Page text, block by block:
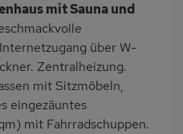
Küche
Backofen
Kühlschrank
Babybett
mit Sauna und
über W-
Zentralheizung.
mit Sitzmöbeln,
eingezäuntes
mit Fahrradschuppen.